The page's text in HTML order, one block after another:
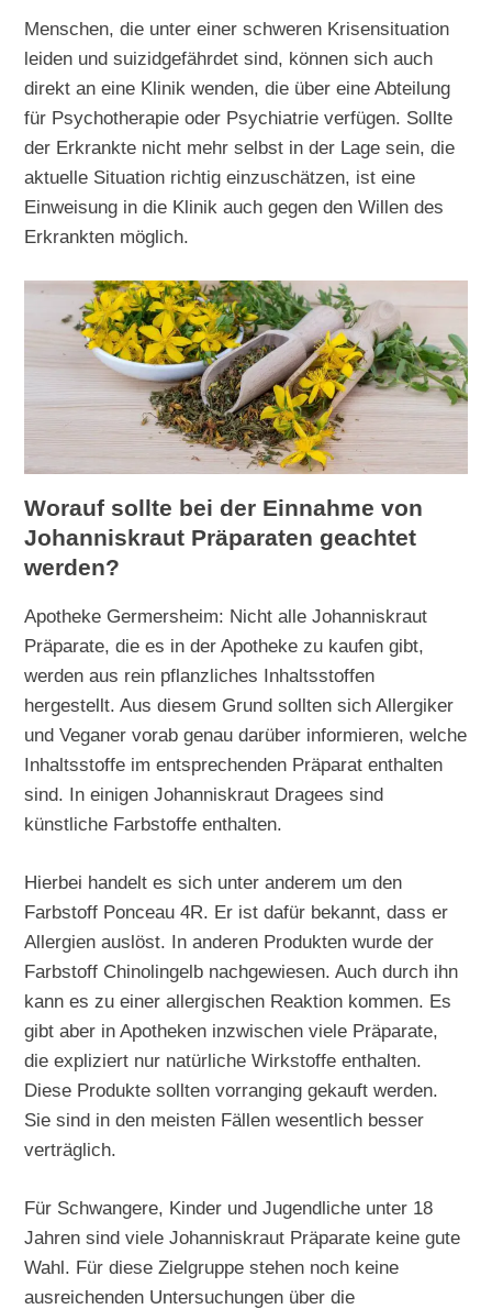
Menschen, die unter einer schweren Krisensituation
leiden und suizidgefährdet sind, können sich auch
direkt an eine Klinik wenden, die über eine Abteilung
für Psychotherapie oder Psychiatrie verfügen. Sollte
der Erkrankte nicht mehr selbst in der Lage sein, die
aktuelle Situation richtig einzuschätzen, ist eine
Einweisung in die Klinik auch gegen den Willen des
Erkrankten möglich.
Worauf sollte bei der Einnahme von
Johanniskraut Präparaten geachtet
werden?
Apotheke Germersheim: Nicht alle Johanniskraut
Präparate, die es in der Apotheke zu kaufen gibt,
werden aus rein pflanzliches Inhaltsstoffen
hergestellt. Aus diesem Grund sollten sich Allergiker
und Veganer vorab genau darüber informieren, welche
Inhaltsstoffe im entsprechenden Präparat enthalten
sind. In einigen Johanniskraut Dragees sind
künstliche Farbstoffe enthalten.
Hierbei handelt es sich unter anderem um den
Farbstoff Ponceau 4R. Er ist dafür bekannt, dass er
Allergien auslöst. In anderen Produkten wurde der
Farbstoff Chinolingelb nachgewiesen. Auch durch ihn
kann es zu einer allergischen Reaktion kommen. Es
gibt aber in Apotheken inzwischen viele Präparate,
die expliziert nur natürliche Wirkstoffe enthalten.
Diese Produkte sollten vorranging gekauft werden.
Sie sind in den meisten Fällen wesentlich besser
verträglich.
Für Schwangere, Kinder und Jugendliche unter 18
Jahren sind viele Johanniskraut Präparate keine gute
Wahl. Für diese Zielgruppe stehen noch keine
ausreichenden Untersuchungen über die